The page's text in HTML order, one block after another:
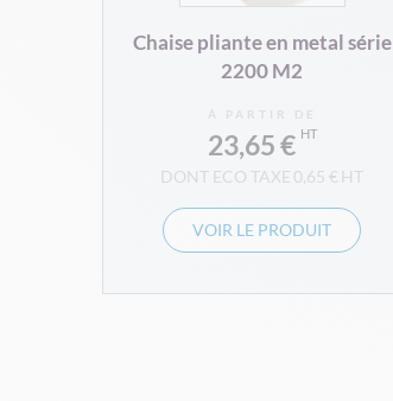
Chaise pliante en metal série
2200 M2
À PARTIR DE
23,65 €
0,65 €
VOIR LE PRODUIT